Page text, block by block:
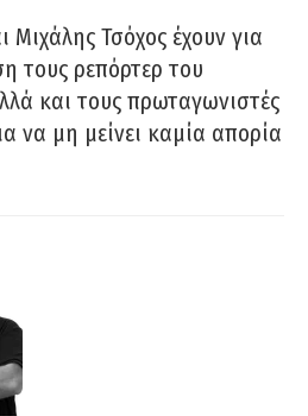
Μιχάλης Τσόχος έχουν για
τους ρεπόρτερ του
και τους πρωταγωνιστές
να μη μείνει καμία απορία